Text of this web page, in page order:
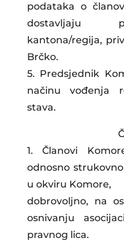
podataka o
dostavljaju
kantona/regija,
Brčko.
5. Predsjednik
načinu vođenja
stava.
1. Članovi
odnosno
u okviru Komore,
dobrovoljno, na
osnivanju
pravnog lica.